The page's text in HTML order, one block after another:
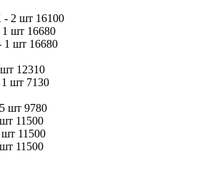
- 2 шт 16100
шт 16680
1 шт 16680
12310
шт 7130
шт 9780
11500
11500
11500